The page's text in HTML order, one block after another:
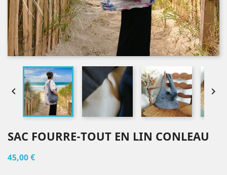
 
SAC FOURRE-TOUT EN LIN CONLEAU
45,00 €